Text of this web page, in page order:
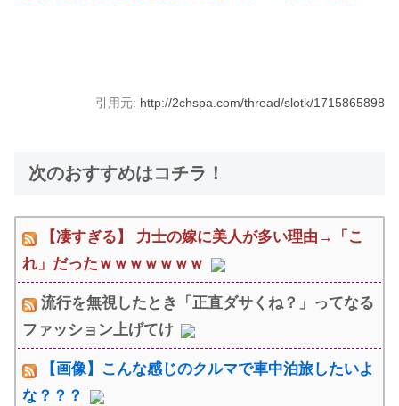
引用元: http://2chspa.com/thread/slotk/1715865898
次のおすすめはコチラ！
【凄すぎる】 力士の嫁に美人が多い理由→「こ
れ」だったｗｗｗｗｗｗｗ
流行を無視したとき「正直ダサくね？」ってなる
ファッション上げてけ
【画像】こんな感じのクルマで車中泊旅したいよ
な？？？